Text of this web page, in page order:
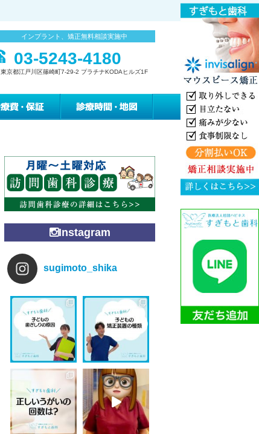
インプラント、矯正無料相談実施中
03-5243-4180
東京都江戸川区篠崎町7-29-2 プラチナKODAヒルズ1F
診療時間・地図
Instagram
sugimoto_shika